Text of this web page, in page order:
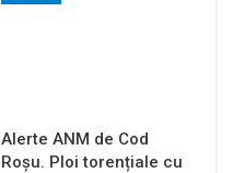
Alerte ANM de Cod
Roșu. Ploi torențiale cu